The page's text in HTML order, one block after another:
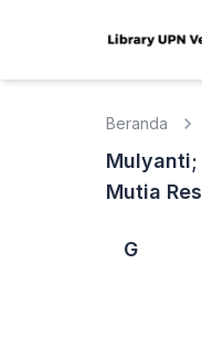
Beranda
Mulyanti;
Mutia
G